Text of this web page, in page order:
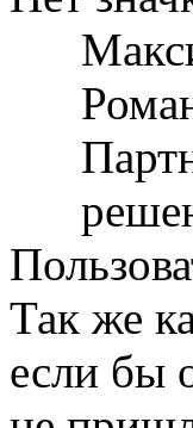
Так же
если бы